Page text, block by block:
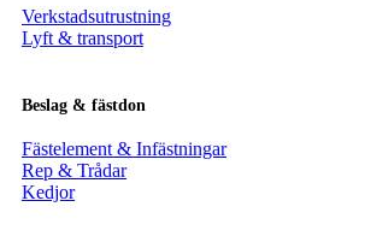
Verkstadsutrustning
Lyft & transport
Beslag & fästdon
Fästelement & Infästningar
Rep & Trådar
Kedjor